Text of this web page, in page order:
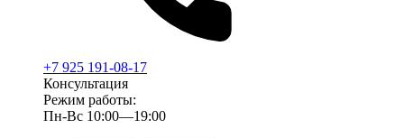
+7 925 191-08-17
Консультация
Режим работы:
Пн-Вс 10:00—19:00